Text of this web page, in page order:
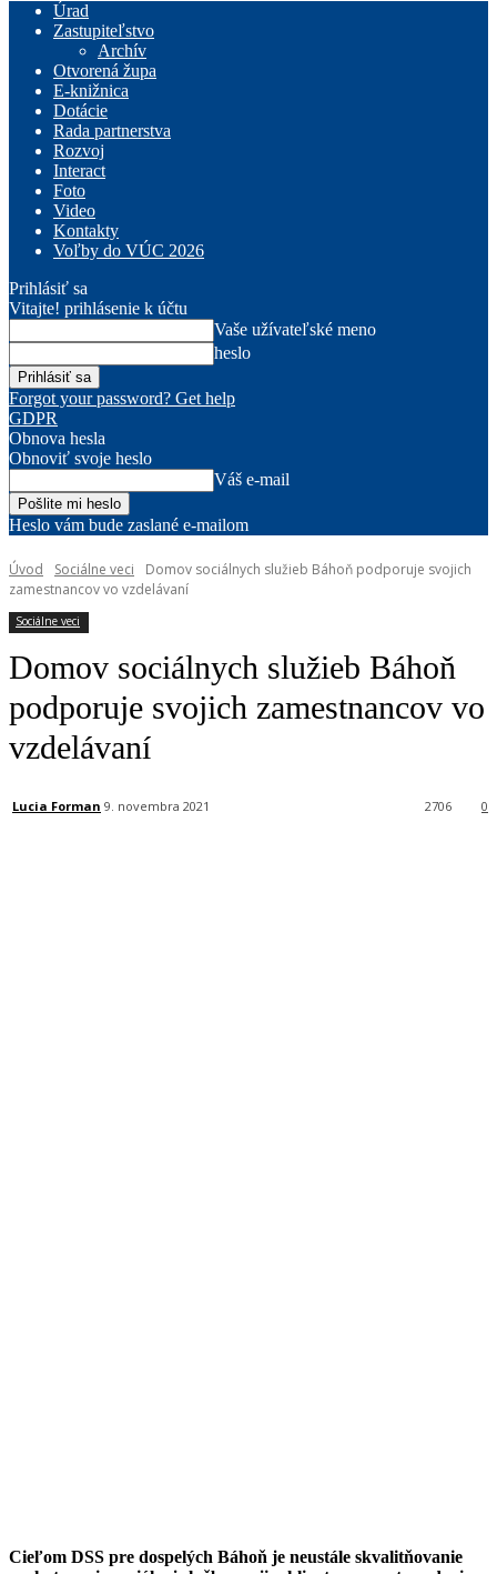
Úrad
Zastupiteľstvo
Archív
Otvorená župa
E-knižnica
Dotácie
Rada partnerstva
Rozvoj
Interact
Foto
Video
Kontakty
Voľby do VÚC 2026
Prihlásiť sa
Vitajte! prihlásenie k účtu
Vaše užívateľské meno
heslo
Forgot your password? Get help
GDPR
Obnova hesla
Obnoviť svoje heslo
Váš e-mail
Heslo vám bude zaslané e-mailom
Úvod Sociálne veci
Domov sociálnych služieb Báhoň podporuje svojich
zamestnancov vo vzdelávaní
Sociálne veci
Domov sociálnych služieb Báhoň
podporuje svojich zamestnancov vo
vzdelávaní
Lucia Forman 9. novembra 2021 0
2706
Cieľom DSS pre dospelých Báhoň je neustále skvalitňovanie